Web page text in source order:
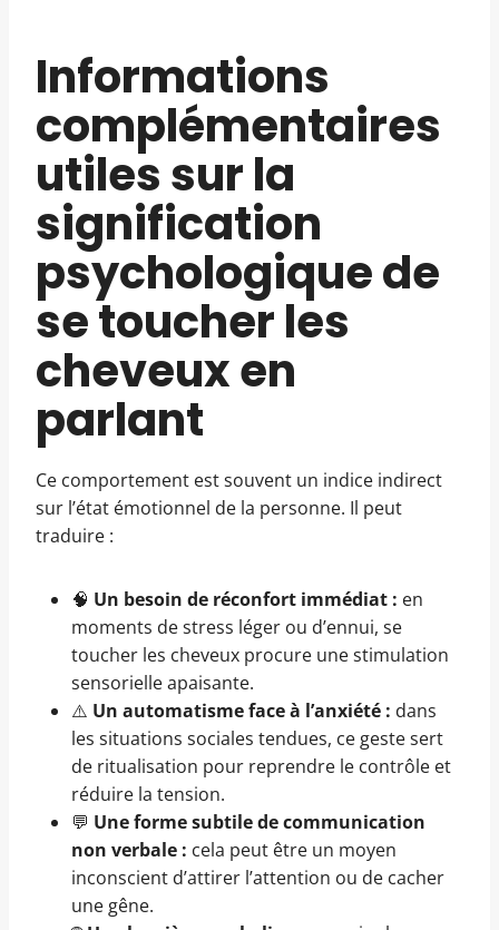
Informations
complémentaires
utiles sur la
signification
psychologique de
se toucher les
cheveux en
parlant
Ce comportement est souvent un indice indirect
sur l’état émotionnel de la personne. Il peut
traduire :
🧠 Un besoin de réconfort immédiat : en
moments de stress léger ou d’ennui, se
toucher les cheveux procure une stimulation
sensorielle apaisante.
⚠️ Un automatisme face à l’anxiété : dans
les situations sociales tendues, ce geste sert
de ritualisation pour reprendre le contrôle et
réduire la tension.
💬 Une forme subtile de communication
non verbale : cela peut être un moyen
inconscient d’attirer l’attention ou de cacher
une gêne.